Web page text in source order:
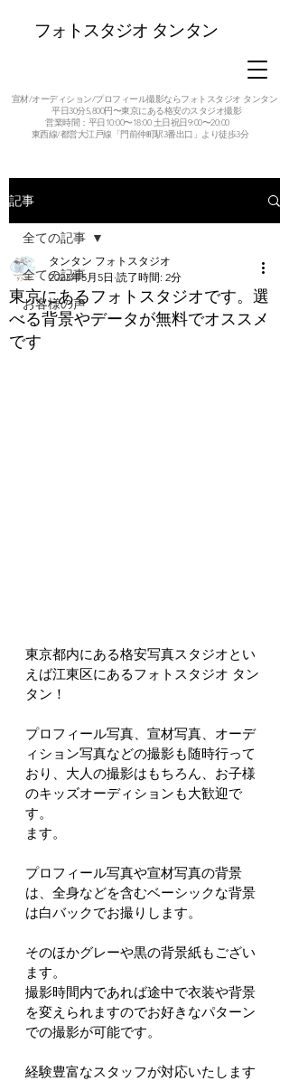
フォトスタジオ タンタン
宣材/オーディション/プロフィール撮影ならフォトスタジオ タンタン
平日30分5,800円〜東京にある格安のスタジオ撮影
営業時間：平日10:00〜18:00 土日祝日9:00〜20:00
東西線/都営大江戸線「門前仲町駅3番出口」より徒歩3分
記事
全ての記事
お客様の声
全ての記事
東京にあるフォトスタジオです。選
べる背景やデータが無料でオススメ
です
タンタン フォトスタジオ
2023年5月5日 読了時間: 2分
東京都内にある格安写真スタジオとい
えば江東区にあるフォトスタジオ タン
タン！
プロフィール写真、宣材写真、オーデ
ィション写真などの撮影も随時行って
おり、大人の撮影はもちろん、お子様
のキッズオーディションも大歓迎で
す。
ます。
プロフィール写真や宣材写真の背景
は、全身などを含むベーシックな背景
は白バックでお撮りします。
そのほかグレーや黒の背景紙もござい
ます。
撮影時間内であれば途中で衣装や背景
を変えられますのでお好きなパターン
での撮影が可能です。
経験豊富なスタッフが対応いたします